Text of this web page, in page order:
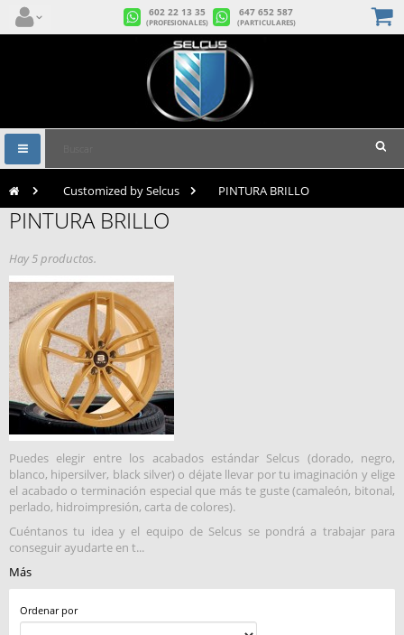
602 22 13 35
(PROFESIONALES)
647 652 587
(PARTICULARES)
Navegación
Toggle
Customized by Selcus PINTURA BRILLO
PINTURA BRILLO
Hay 5 productos.
Puedes elegir entre los acabados estándar Selcus (dorado, negro,
blanco, hipersilver, black silver) o déjate llevar por tu imaginación y elige
el acabado o terminación especial que más te guste (camaleón, bitonal,
perlado, hidroimpresión, carta de colores).
Cuéntanos tu idea y el equipo de Selcus se pondrá a trabajar para
conseguir ayudarte en t...
Más
Ordenar por